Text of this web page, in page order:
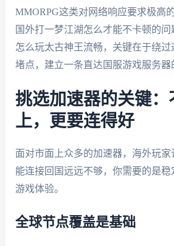
MMORPG这类对网络响应要求极高
国外打一梦江湖怎么才能不卡顿的问
怎么玩太古神王流畅，关键在于绕过
堵点，建立一条直达国服游戏服务器
挑选加速器的关键：
上，更要连得好
面对市面上众多的加速器，海外玩
能连接回国远远不够，你需要的是
游戏体验。
全球节点覆盖是基础